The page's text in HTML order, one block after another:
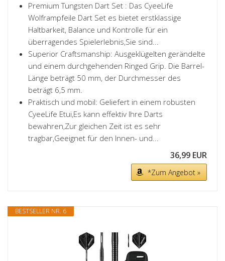
Premium Tungsten Dart Set : Das CyeeLife
Wolframpfeile Dart Set es bietet erstklassige
Haltbarkeit, Balance und Kontrolle für ein
überragendes Spielerlebnis,Sie sind...
Superior Craftsmanship: Ausgeklügelten gerändelte
und einem durchgehenden Ringed Grip. Die Barrel-
Länge beträgt 50 mm, der Durchmesser des
beträgt 6,5 mm.
Praktisch und mobil: Geliefert in einem robusten
CyeeLife Etui,Es kann effektiv Ihre Darts
bewahren,Zur gleichen Zeit ist es sehr
tragbar,Geeignet für den Innen- und...
36,99 EUR
*Zum Angebot »
BESTSELLER NR. 6